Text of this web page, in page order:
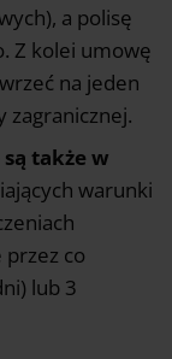
a polisę
Z kolei umowę
na jeden
zagranicznej.
także w
warunki
przez co
lub 3